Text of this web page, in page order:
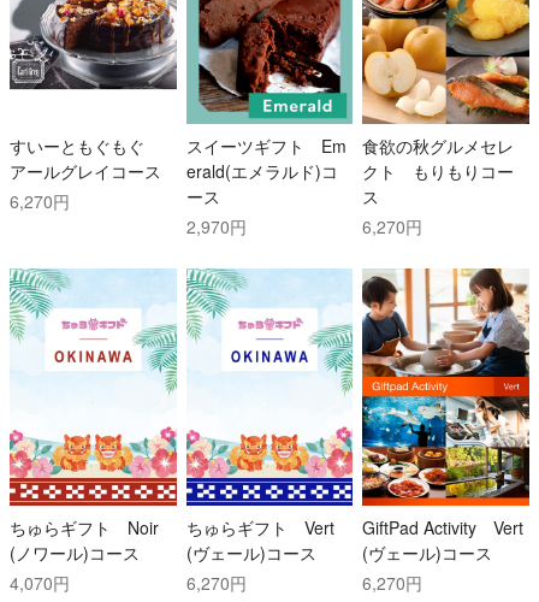
すいーともぐもぐ
アールグレイコース
6,270円
スイーツギフト Em
erald(エメラルド)コ
ース
2,970円
食欲の秋グルメセレ
クト もりもりコー
ス
6,270円
ちゅらギフト Noir
(ノワール)コース
4,070円
ちゅらギフト Vert
(ヴェール)コース
6,270円
GiftPad Activity Vert
(ヴェール)コース
6,270円